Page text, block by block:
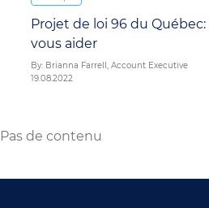
Projet de loi 96 du
vous aider
By: Brianna Farrell, Account Executive
19.08.2022
Pas de contenu